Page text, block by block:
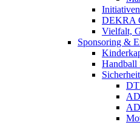
DEKRA
Vielfalt,
Sponsoring &
Handball